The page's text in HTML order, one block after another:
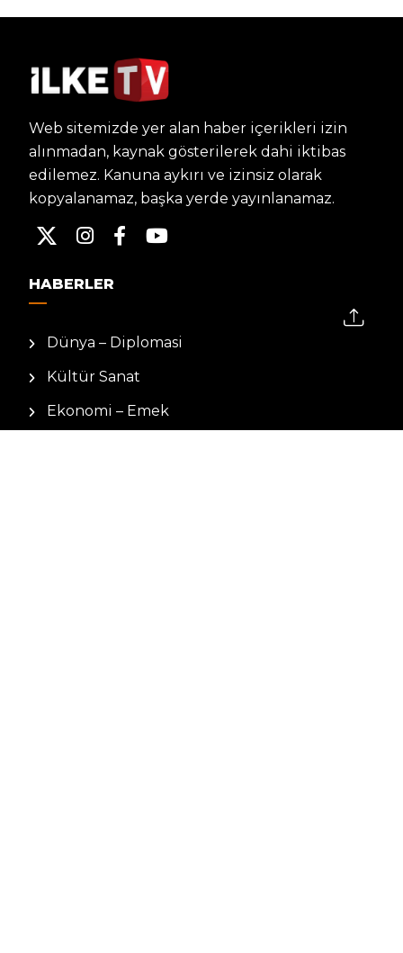
Web sitemizde yer alan haber içerikleri izin
alınmadan, kaynak gösterilerek dahi iktibas
edilemez. Kanuna aykırı ve izinsiz olarak
kopyalanamaz, başka yerde yayınlanamaz.
HABERLER
Dünya – Diplomasi
Kültür Sanat
Ekonomi – Emek